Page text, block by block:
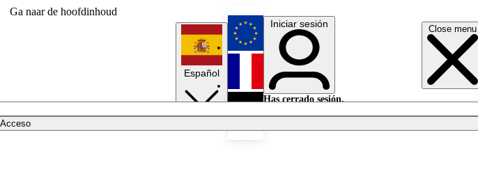
Ga naar de hoofdinhoud
Close menu
Acceso
Español
English
Français
Iniciar sesión
Has cerrado sesión.